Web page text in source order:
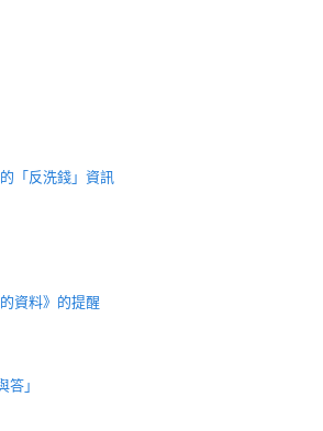
「反洗錢」資訊
資料》的提醒
」